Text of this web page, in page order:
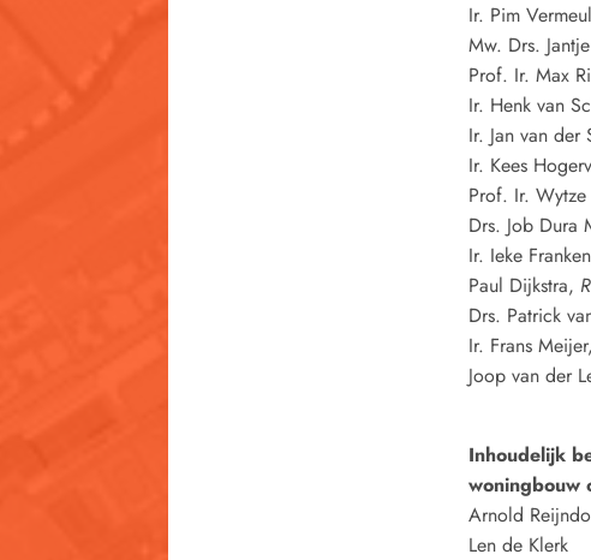
Ir. Pim
Mw. Drs.
Prof. Ir. Max
Ir. Henk van
Ir. Jan van der
Ir. Kees
Prof. Ir.
Drs. Job Dura
Ir. Ieke
Paul Dijkstra,
Drs. Patrick
Ir. Frans
Joop van der
Inhoudelijk
woningbouw
Arnold
Len de Klerk